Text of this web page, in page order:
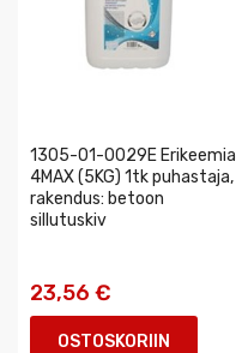
1305-01-0029E Erikeemia
4MAX (5KG) 1tk puhastaja,
rakendus: betoon
sillutuskiv
23,56 €
OSTOSKORIIN